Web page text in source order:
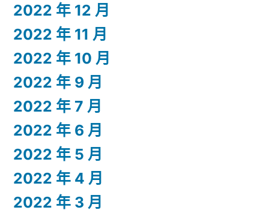
2022 年 12 月
2022 年 11 月
2022 年 10 月
2022 年 9 月
2022 年 7 月
2022 年 6 月
2022 年 5 月
2022 年 4 月
2022 年 3 月